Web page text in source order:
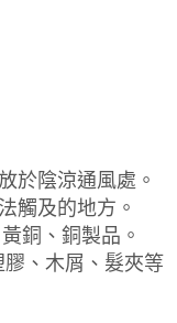
於陰涼通風處。
觸及的地方。
銅、銅製品。
、木屑、髮夾等